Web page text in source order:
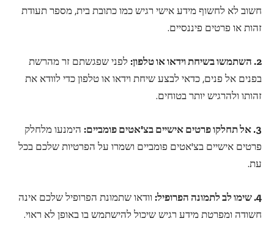
חשוב לא לחשוף מידע אישי רגיש כמו כתובת בית, מספר תעודת
זהות או פרטים פיננסיים.
2. השתמשו בשיחת וידאו או טלפון:
לפני שפגשתם זר מהרשת
בפנים אל פנים, כדאי לבצע שיחת וידאו או טלפון כדי לוודא את
זהותו ולהרגיש יותר בטוחים.
3. אל תחלקו פרטים אישיים בצ'אטים פומביים:
הימנעו מלחלק
פרטים אישיים בצ'אטים פומביים ושמרו על הפרטיות שלכם בכל
עת.
4. שימו לב לתמונה הפרופיל:
וודאו שתמונת הפרופיל שלכם אינה
חשודה ומפרטת מידע רגיש שיכול להישתמש בו באופן לא ראוי.